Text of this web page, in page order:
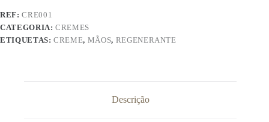
REF:CRE001
CATEGORIA:CREMES
ETIQUETAS:CREME, MÃOS, REGENERANTE
Descrição